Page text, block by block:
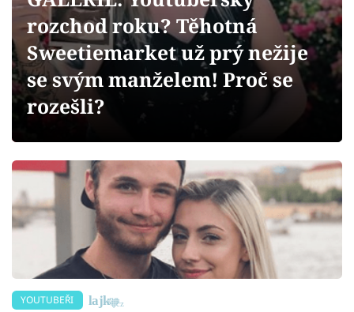
Videa
Sledujte prima+
Sledujte nás
rozchod roku? Těhotná
Sweetiemarket už prý nežije
se svým manželem! Proč se
rozešli?
YOUTUBEŘI